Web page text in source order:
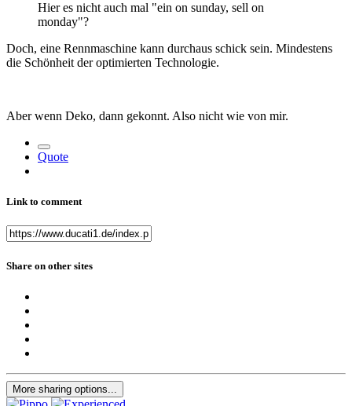
Hier es nicht auch mal "ein on sunday, sell on
monday"?
Doch, eine Rennmaschine kann durchaus schick sein. Mindestens
die Schönheit der optimierten Technologie.
Aber wenn Deko, dann gekonnt. Also nicht wie von mir.
Quote
Link to comment
Share on other sites
More sharing options...